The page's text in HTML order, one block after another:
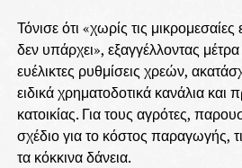
Τόνισε ότι «χωρίς τις
δεν υπάρχει», εξαγγέλλοντας
ευέλικτες ρυθμίσεις χρεών,
ειδικά χρηματοδοτικά κανάλια
κατοικίας. Για τους αγρότες,
σχέδιο για το κόστος παραγωγής,
τα κόκκινα δάνεια.